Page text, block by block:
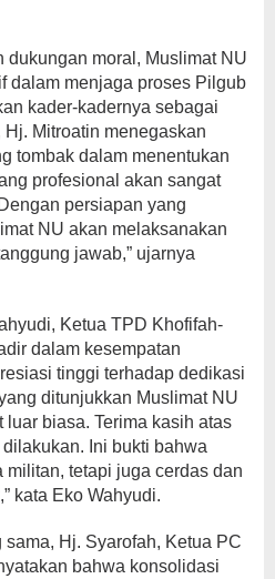
dukungan moral, Muslimat NU
dalam menjaga proses Pilgub
kader-kadernya sebagai
Mitroatin menegaskan
tombak dalam menentukan
profesional akan sangat
persiapan yang
NU akan melaksanakan
jawab,” ujarnya
Ketua TPD Khofifah-
dalam kesempatan
tinggi terhadap dedikasi
ditunjukkan Muslimat NU
biasa. Terima kasih atas
Ini bukti bahwa
militan, tetapi juga cerdas dan
kata Eko Wahyudi.
Hj. Syarofah, Ketua PC
bahwa konsolidasi